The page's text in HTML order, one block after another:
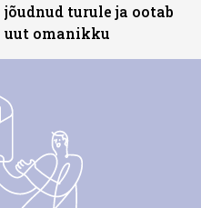
jõudnud turule ja ootab
uut omanikku